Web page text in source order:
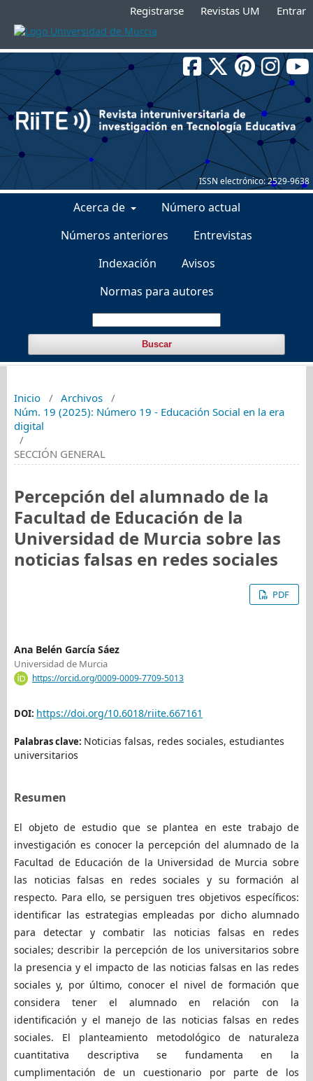
Registrarse Revistas UM Entrar
ISSN electrónico:2529-9638
Acerca de
Número actual
Números anteriores
Entrevistas
Indexación
Avisos
Normas para autores
Buscar
Inicio / Archivos /
Núm. 19 (2025): Número 19 - Educación Social en la era
digital
/
SECCIÓN GENERAL
Percepción del alumnado de la
Facultad de Educación de la
Universidad de Murcia sobre las
noticias falsas en redes sociales
PDF
Ana Belén García Sáez
Universidad de Murcia
https://orcid.org/0009-0009-7709-5013
DOI: https://doi.org/10.6018/riite.667161
Palabras clave: Noticias falsas, redes sociales, estudiantes
universitarios
Resumen
El objeto de estudio que se plantea en este trabajo de
investigación es conocer la percepción del alumnado de la
Facultad de Educación de la Universidad de Murcia sobre
las noticias falsas en redes sociales y su formación al
respecto. Para ello, se persiguen tres objetivos específicos:
identificar las estrategias empleadas por dicho alumnado
para detectar y combatir las noticias falsas en redes
sociales; describir la percepción de los universitarios sobre
la presencia y el impacto de las noticias falsas en las redes
sociales y, por último, conocer el nivel de formación que
considera tener el alumnado en relación con la
identificación y el manejo de las noticias falsas en redes
sociales. El planteamiento metodológico de naturaleza
cuantitativa descriptiva se fundamenta en la
cumplimentación de un cuestionario por parte de los